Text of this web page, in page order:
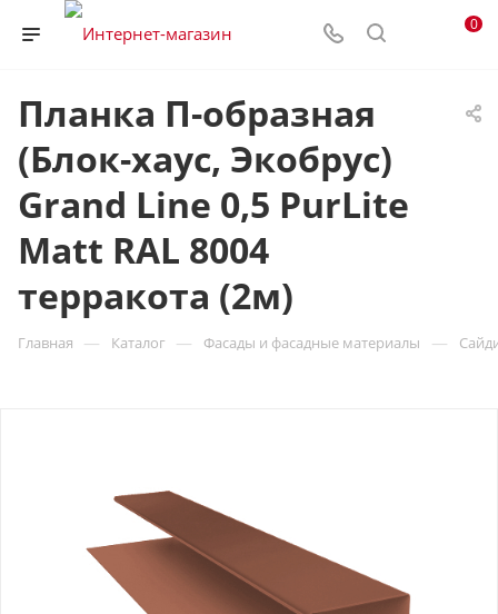
0
Планка П-образная
(Блок-хаус, Экобрус)
Grand Line 0,5 PurLite
Matt RAL 8004
терракота (2м)
Главная — Каталог — Фасады и фасадные материалы —